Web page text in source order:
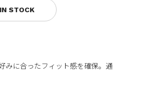
みに合ったフィット感を確保。通